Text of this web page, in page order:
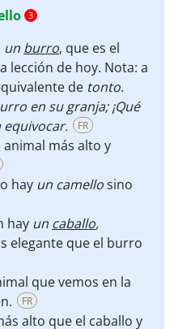
3
un burro, que es el
lección de hoy. Nota: a
de tonto.
en su granja; ¡Qué
equivocar. FR
animal más alto y
hay un camellosino
hay un caballo,
elegante que el burro
que vemos en la
FR
alto que el caballo y